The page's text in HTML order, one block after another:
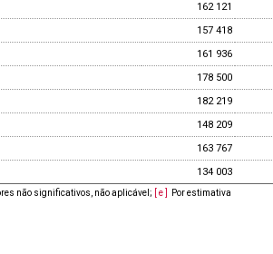
162 121
157 418
161 936
178 500
182 219
148 209
163 767
134 003
não significativos, não aplicável ; [ e ] Por estimativa